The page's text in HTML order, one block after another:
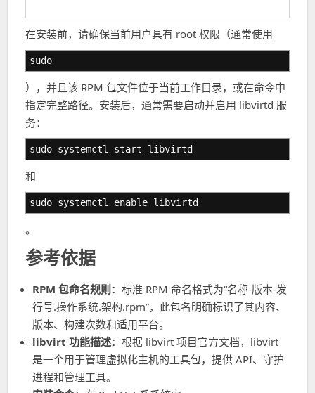
在安装前，请确保当前用户具有 root 权限（通常使用
sudo
），并且该 RPM 包文件位于当前工作目录，或在命令中
指定完整路径。安装后，通常需要启动并启用 libvirtd 服
务：
sudo systemctl start libvirtd
和
sudo systemctl enable libvirtd
。
参考依据
RPM 包命名规则：标准 RPM 命名格式为“名称-版本-发
行号.操作系统.架构.rpm”，此包名明确标识了其内容、
版本、构建次数和适用平台。
libvirt 功能描述：根据 libvirt 项目官方文档，libvirt
是一个用于管理虚拟化主机的工具包，提供 API、守护
进程和管理工具。